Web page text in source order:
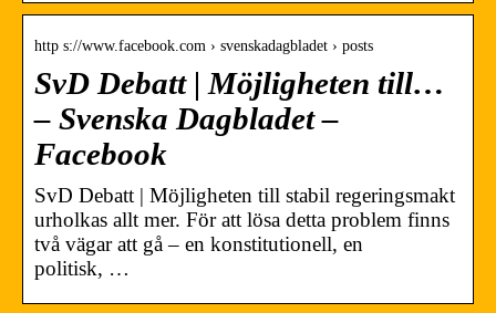
http s://www.facebook.com › svenskadagbladet › posts
SvD Debatt | Möjligheten till…
– Svenska Dagbladet –
Facebook
SvD Debatt | Möjligheten till stabil regeringsmakt
urholkas allt mer. För att lösa detta problem finns
två vägar att gå – en konstitutionell, en
politisk, …